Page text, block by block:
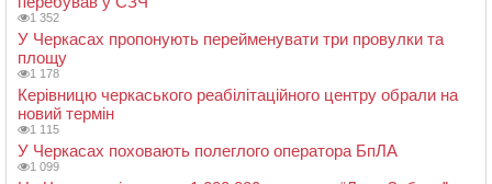
1 352
У Черкасах пропонують перейменувати три провулки та
площу
1 178
Керівницю черкаського реабілітаційного центру обрали на
новий термін
1 115
У Черкасах поховають полеглого оператора БпЛА
1 099